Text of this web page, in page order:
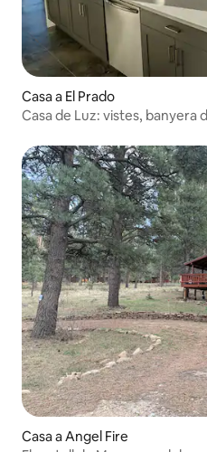
Casa a El Prado
Casa de Luz: vistes, banyera
Casa a Angel Fire